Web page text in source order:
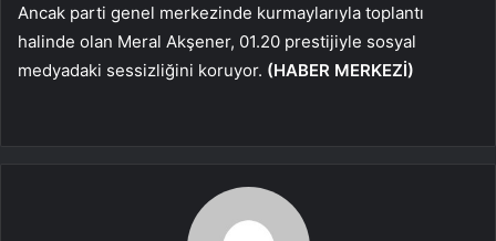
Ancak parti genel merkezinde kurmaylarıyla toplantı
halinde olan Meral Akşener, 01.20 prestijiyle sosyal
medyadaki sessizliğini koruyor. (HABER MERKEZİ)